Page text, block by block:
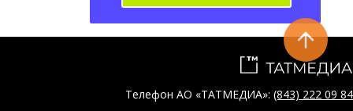
Телефон АО «ТАТМЕДИА»: (843) 222 09 84